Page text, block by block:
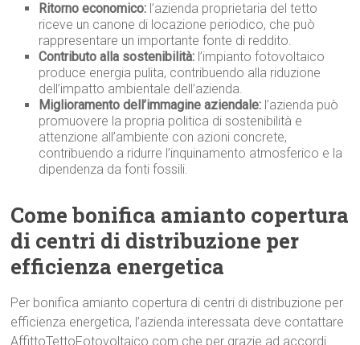
Ritorno economico: l’azienda proprietaria del tetto
riceve un canone di locazione periodico, che può
rappresentare un importante fonte di reddito.
Contributo alla sostenibilità: l’impianto fotovoltaico
produce energia pulita, contribuendo alla riduzione
dell’impatto ambientale dell’azienda.
Miglioramento dell’immagine aziendale: l’azienda può
promuovere la propria politica di sostenibilità e
attenzione all’ambiente con azioni concrete,
contribuendo a ridurre l’inquinamento atmosferico e la
dipendenza da fonti fossili.
Come bonifica amianto copertura
di centri di distribuzione per
efficienza energetica
Per bonifica amianto copertura di centri di distribuzione per
efficienza energetica, l’azienda interessata deve contattare
AffittoTettoFotovoltaico.com che per grazie ad accordi